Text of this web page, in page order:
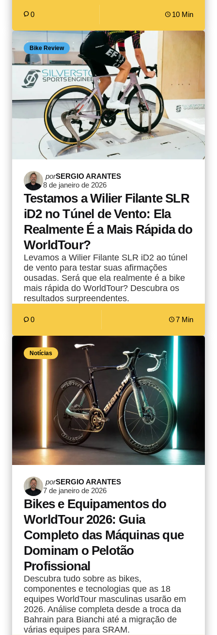
0 10 Min
Bike Review
Postado
por
porSERGIO ARANTES
8 de janeiro de 2026
Testamos a Wilier Filante SLR
iD2 no Túnel de Vento: Ela
Realmente É a Mais Rápida do
WorldTour?
Levamos a Wilier Filante SLR iD2 ao túnel
de vento para testar suas afirmações
ousadas. Será que ela realmente é a bike
mais rápida do WorldTour? Descubra os
resultados surpreendentes.
0 7 Min
Notícias
Postado
por
porSERGIO ARANTES
7 de janeiro de 2026
Bikes e Equipamentos do
WorldTour 2026: Guia
Completo das Máquinas que
Dominam o Pelotão
Profissional
Descubra tudo sobre as bikes,
componentes e tecnologias que as 18
equipes WorldTour masculinas usarão em
2026. Análise completa desde a troca da
Bahrain para Bianchi até a migração de
várias equipes para SRAM.